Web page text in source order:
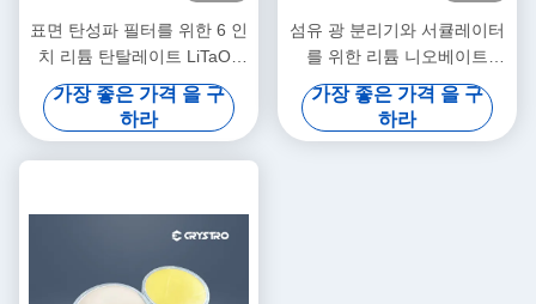
표면 탄성파 필터를 위한 6 인
치 리튬 탄탈레이트 LiTaO3
단일 결정
가장 좋은 가격 을 구
하라
섬유 광 분리기와 서큘레이터
를 위한 리튬 니오베이트
LiNbO3 단일 결정
가장 좋은 가격 을 구
하라